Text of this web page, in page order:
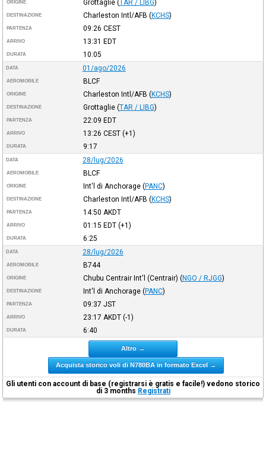
ORIGINE Grottaglie (TAR / LIBG)
DESTINAZIONE Charleston Intl/AFB (KCHS)
PARTENZA 09:26 CEST
ARRIVO 13:31 EDT
DURATA 10:05
DATA 01/ago/2026
AEROMOBILE BLCF
ORIGINE Charleston Intl/AFB (KCHS)
DESTINAZIONE Grottaglie (TAR / LIBG)
PARTENZA 22:09 EDT
ARRIVO 13:26 CEST(+1)
DURATA 9:17
DATA 28/lug/2026
AEROMOBILE BLCF
ORIGINE Int'l di Anchorage (PANC)
DESTINAZIONE Charleston Intl/AFB (KCHS)
PARTENZA 14:50 AKDT
ARRIVO 01:15 EDT(+1)
DURATA 6:25
DATA 28/lug/2026
AEROMOBILE B744
ORIGINE Chubu Centrair Int'l (Centrair) (NGO / RJGG)
DESTINAZIONE Int'l di Anchorage (PANC)
PARTENZA 09:37 JST
ARRIVO 23:17 AKDT(-1)
DURATA 6:40
Altro →
Acquista storico voli di N780BA in formato Excel →
Gli utenti con account di base (registrarsi è gratis e facile!) vedono storico
di 3 months Registrati